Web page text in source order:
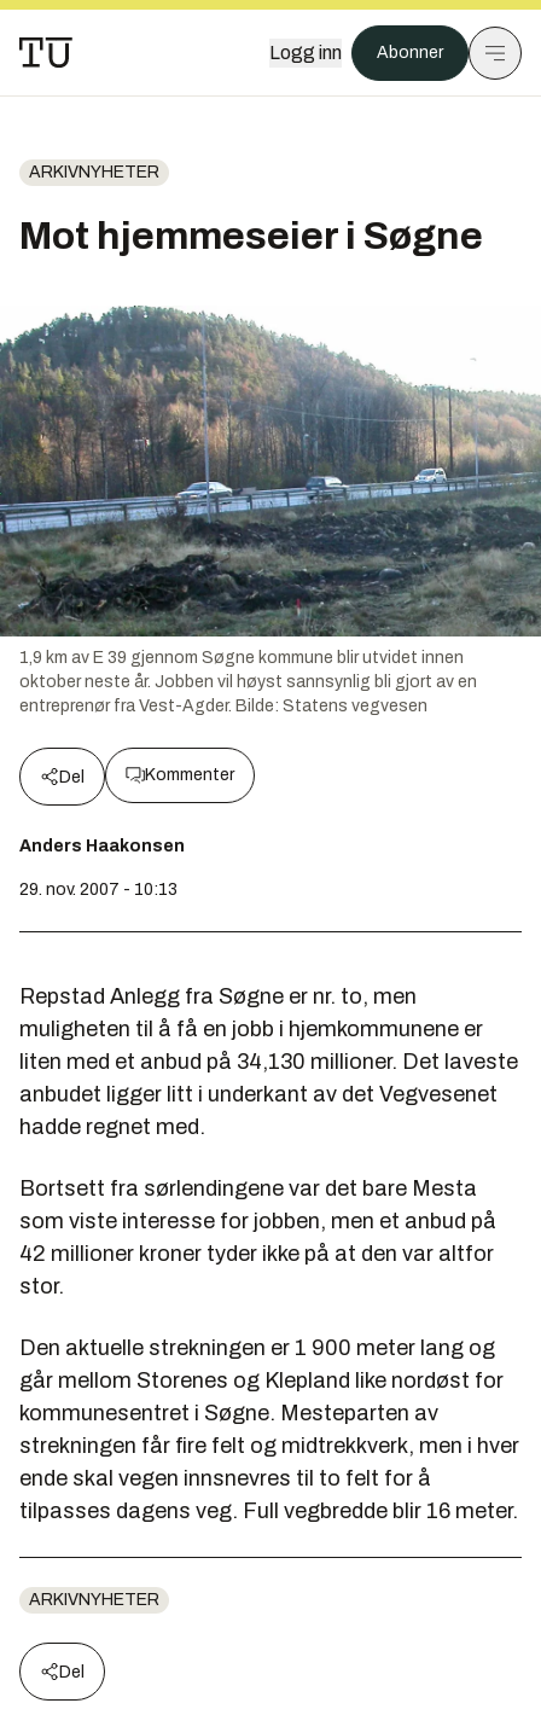
Logg inn Abonner
ARKIVNYHETER
Mot hjemmeseier i Søgne
1,9 km av E 39 gjennom Søgne kommune blir utvidet innen
oktober neste år. Jobben vil høyst sannsynlig bli gjort av en
entreprenør fra Vest-Agder. Bilde: Statens vegvesen
Del Kommenter
Anders Haakonsen
29. nov. 2007 - 10:13
Repstad Anlegg fra Søgne er nr. to, men
muligheten til å få en jobb i hjemkommunene er
liten med et anbud på 34,130 millioner. Det laveste
anbudet ligger litt i underkant av det Vegvesenet
hadde regnet med.
Bortsett fra sørlendingene var det bare Mesta
som viste interesse for jobben, men et anbud på
42 millioner kroner tyder ikke på at den var altfor
stor.
Den aktuelle strekningen er 1 900 meter lang og
går mellom Storenes og Klepland like nordøst for
kommunesentret i Søgne. Mesteparten av
strekningen får fire felt og midtrekkverk, men i hver
ende skal vegen innsnevres til to felt for å
tilpasses dagens veg. Full vegbredde blir 16 meter.
ARKIVNYHETER
Del